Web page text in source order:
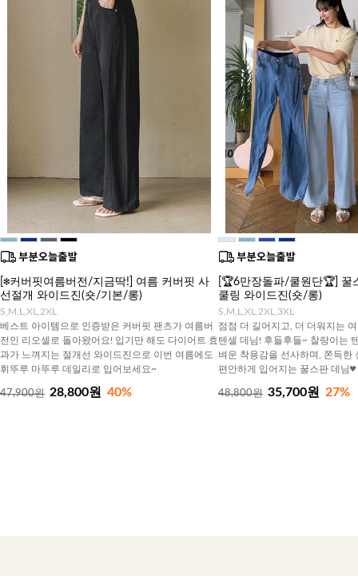
[❄️커버핏여름버전/지금딱!] 여름 커버핏 사
선절개 와이드진(숏/기본/롱)
S,M,L,XL,2XL
베스트 아이템으로 인증받은 커버핏 팬츠가 여름버
전인 리오셀로 돌아왔어요! 입기만 해도 다이어트 효
과가 느껴지는 절개선 와이드진으로 이번 여름에도
휘뚜루 마뚜루 데일리로 입어보세요~
47,900원 28,800원 40%
[🏆6만장돌파/쿨원단🏆] 꿀
쿨링 와이드진(숏/롱)
S,M,L,XL,2XL,3XL
점점 더 길어지고, 더 더워지는
텐셀 데님! 후들후들~ 찰랑이는
벼운 착용감을 선사하며, 쫀득한
편안하게 입어지는 꿀스판 데님♥
48,800원 35,700원 27%